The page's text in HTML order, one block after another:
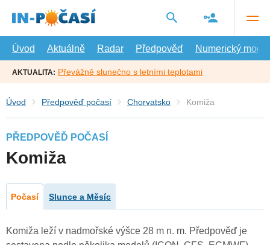
hlavní
Úvod
Aktuálně Radar Předpověď Numerický model
AKTUALITA: Převážně slunečno s letními teplotami
Úvod Předpověď počasí Chorvatsko Komiža
PŘEDPOVĚĎ POČASÍ
Komiža
Počasí Slunce a Měsíc
Komiža leží v nadmořské výšce 28 m n. m. Předpověď je